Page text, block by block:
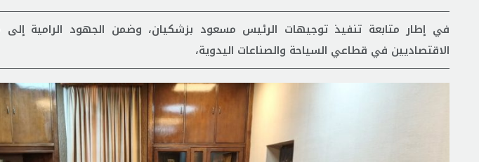
في إطار متابعة تنفيذ توجيهات الرئيس مسعود بزشکیان، وضمن الجهود الرامية إلى
الاقتصاديين في قطاعي السياحة والصناعات اليدوية،